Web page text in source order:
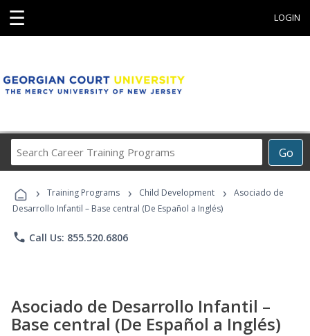
☰ LOGIN
Go
Career
Programs
› Training Programs › Child Development ›
Asociado de
Desarrollo Infantil – Base central (De Español a Inglés)
phone Call Us: 855.520.6806
Asociado de Desarrollo Infantil –
Base central (De Español a Inglés)